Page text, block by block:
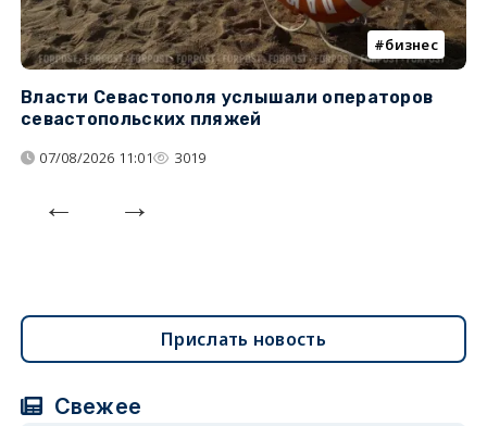
бизнес
Власти Севастополя услышали операторов
севастопольских пляжей
07/08/2026 11:01 3019
Прислать новость
Свежее